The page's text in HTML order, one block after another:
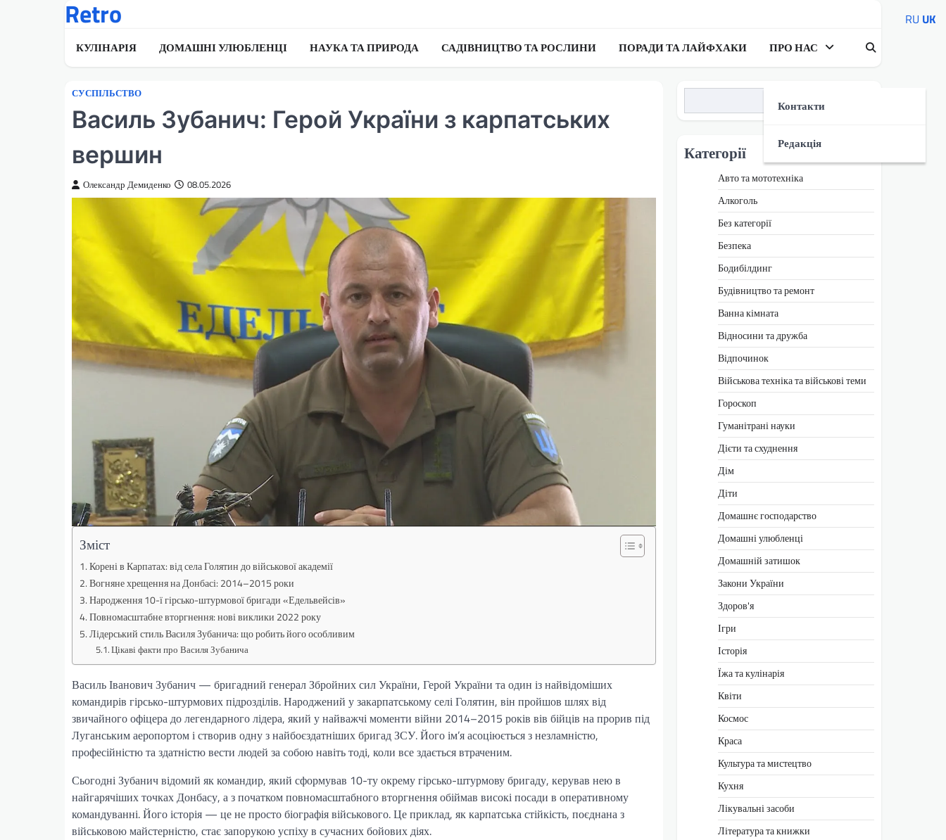
Retro
КУЛІНАРІЯ ДОМАШНІ УЛЮБЛЕНЦІ НАУКА ТА ПРИРОДА САДІВНИЦТВО ТА РОСЛИНИ ПОРАДИ ТА ЛАЙФХАКИ ПРО НАС
Контакти
Редакція
СУСПІЛЬСТВО
Василь Зубанич: Герой України з карпатських
вершин
Олександр Демиденко 08.05.2026
Зміст
Корені в Карпатах: від села Голятин до військової академії
Вогняне хрещення на Донбасі: 2014–2015 роки
Народження 10-ї гірсько-штурмової бригади «Едельвейсів»
Повномасштабне вторгнення: нові виклики 2022 року
Лідерський стиль Василя Зубанича: що робить його особливим
Цікаві факти про Василя Зубанича
Василь Іванович Зубанич — бригадний генерал Збройних сил України, Герой України та один із найвідоміших
командирів гірсько-штурмових підрозділів. Народжений у закарпатському селі Голятин, він пройшов шлях від
звичайного офіцера до легендарного лідера, який у найважчі моменти війни 2014–2015 років вів бійців на прорив під
Луганським аеропортом і створив одну з найбоєздатніших бригад ЗСУ. Його ім’я асоціюється з незламністю,
професійністю та здатністю вести людей за собою навіть тоді, коли все здається втраченим.
Сьогодні Зубанич відомий як командир, який сформував 10-ту окрему гірсько-штурмову бригаду, керував нею в
найгарячіших точках Донбасу, а з початком повномасштабного вторгнення обіймав високі посади в оперативному
командуванні. Його історія — це не просто біографія військового. Це приклад, як карпатська стійкість, поєднана з
військовою майстерністю, стає запорукою успіху в сучасних бойових діях.
Категорії
Авто та мототехніка
Алкоголь
Без категорії
Безпека
Бодибілдинг
Будівництво та ремонт
Ванна кімната
Відносини та дружба
Відпочинок
Військова техніка та військові теми
Гороскоп
Гуманітрані науки
Дієти та схуднення
Дім
Діти
Домашнє господарство
Домашні улюбленці
Домашній затишок
Закони України
Здоров'я
Ігри
Історія
Їжа та кулінарія
Квіти
Космос
Краса
Культура та мистецтво
Кухня
Лікувальні засоби
Література та книжки
RU UK